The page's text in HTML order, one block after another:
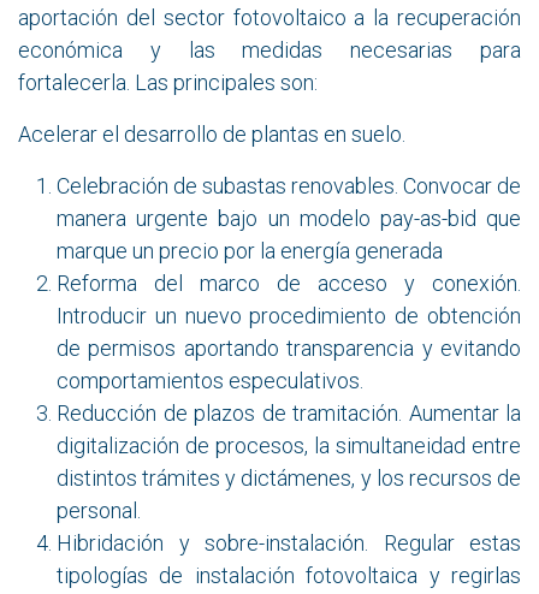
aportación del sector fotovoltaico a la recuperación
económica y las medidas necesarias para
fortalecerla. Las principales son:
Acelerar el desarrollo de plantas en suelo.
Celebración de subastas renovables. Convocar de
manera urgente bajo un modelo pay-as-bid que
marque un precio por la energía generada
Reforma del marco de acceso y conexión.
Introducir un nuevo procedimiento de obtención
de permisos aportando transparencia y evitando
comportamientos especulativos.
Reducción de plazos de tramitación. Aumentar la
digitalización de procesos, la simultaneidad entre
distintos trámites y dictámenes, y los recursos de
personal.
Hibridación y sobre-instalación. Regular estas
tipologías de instalación fotovoltaica y regirlas